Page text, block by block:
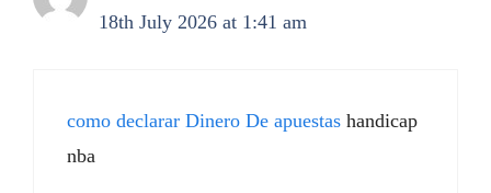
18th July 2026 at 1:41 am
como declarar Dinero De apuestas handicap
nba